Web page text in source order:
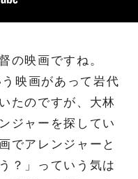
の映画ですね。
映画があって岩代
たのですが、大林
ジャーを探してい
でアレンジャーと
？」っていう気は